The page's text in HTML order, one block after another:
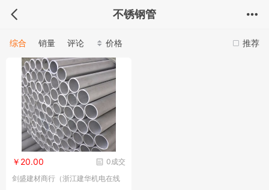
不锈钢管
推荐
综合 销量 评论 价格
0成交
￥20.00
剑盛建材商行（浙江建华机电在线